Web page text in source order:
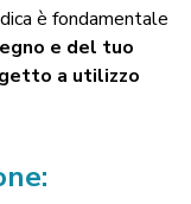
è fondamentale
e del tuo
a utilizzo